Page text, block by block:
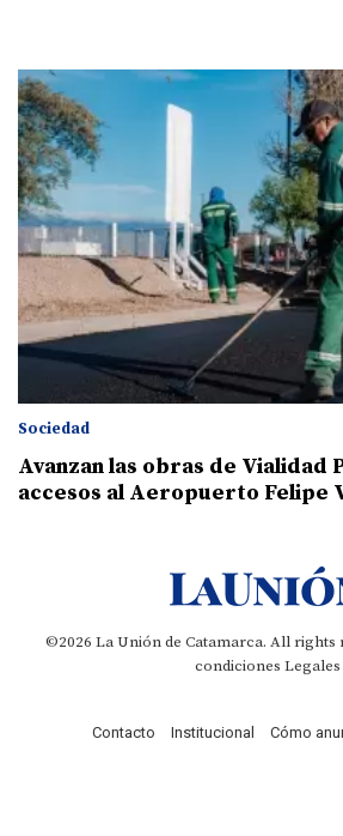
Sociedad
Avanzan las obras de Vialidad
accesos al Aeropuerto Felipe
©2026 La Unión de Catamarca. All rights
condiciones Legales
Contacto Institucional Cómo